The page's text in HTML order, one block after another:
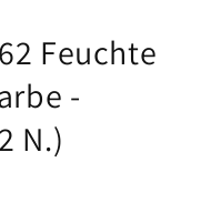
Feuchte
-
N.)